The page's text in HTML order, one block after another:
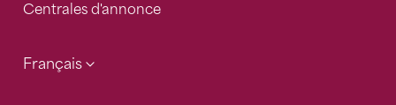
Centrales d'annonce
Français